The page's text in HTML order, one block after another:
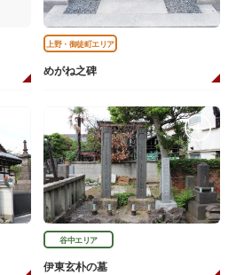
上野・御徒町エリア
めがね之碑
谷中エリア
伊東玄朴の墓